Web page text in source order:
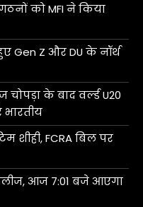
को MFI ने किया
Z और DU के नॉर्थ
के बाद वर्ल्ड U20
शीही, FCRA बिल पर
आज 7:01 बजे आएगा